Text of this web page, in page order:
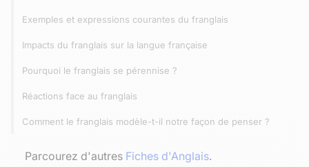
Exemples et expressions courantes du franglais
Impacts du franglais sur la langue française
Pourquoi le franglais se pérennise ?
Réactions face au franglais
Comment le franglais modèle-t-il notre façon de penser ?
Parcourez d'autres Fiches d'Anglais.